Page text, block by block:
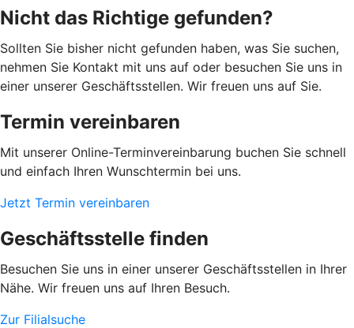
Nicht das Richtige gefunden?
Sollten Sie bisher nicht gefunden haben, was Sie suchen,
nehmen Sie Kontakt mit uns auf oder besuchen Sie uns in
einer unserer Geschäftsstellen. Wir freuen uns auf Sie.
Termin vereinbaren
Mit unserer Online-Terminvereinbarung buchen Sie schnell
und einfach Ihren Wunschtermin bei uns.
Jetzt Termin vereinbaren
Geschäftsstelle finden
Besuchen Sie uns in einer unserer Geschäftsstellen in Ihrer
Nähe. Wir freuen uns auf Ihren Besuch.
Zur Filialsuche